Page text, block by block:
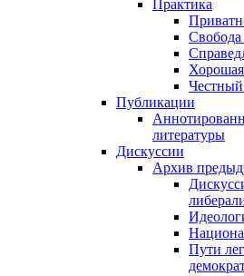
Практика
Свобода
Честный
Публикации
литературы
Дискуссии
Архив
Пути